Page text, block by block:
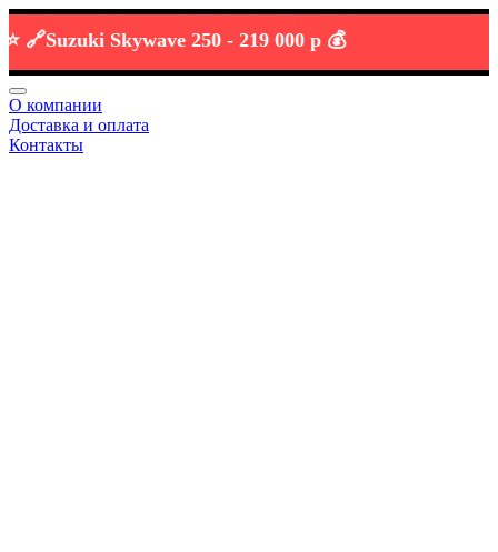
Skywave 250 -219 000 р 💰
О компании
Доставка и оплата
Контакты